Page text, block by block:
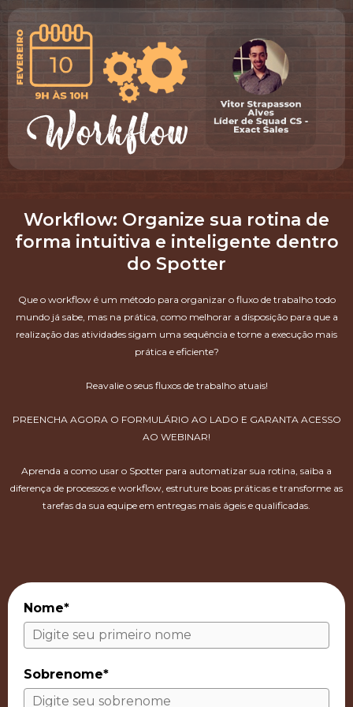
Workflow: Organize sua rotina de
forma intuitiva e inteligente dentro
do Spotter
Que o workflow é um método para organizar o fluxo de trabalho todo
mundo já sabe, mas na prática, como melhorar a disposição para que a
realização das atividades sigam uma sequência e torne a execução mais
prática e eficiente?
Reavalie o seus fluxos de trabalho atuais!
PREENCHA AGORA O FORMULÁRIO AO LADO E GARANTA ACESSO
AO WEBINAR!
Aprenda a como usar o Spotter para automatizar sua rotina, saiba a
diferença de processos e workflow, estruture boas práticas e transforme as
tarefas da sua equipe em entregas mais ágeis e qualificadas.
Nome*
Sobrenome*